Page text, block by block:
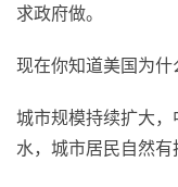
求政府做。
现在你知道美国为什
城市规模持续扩大
水，城市居民自然有